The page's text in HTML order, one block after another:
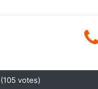
(105 votes)